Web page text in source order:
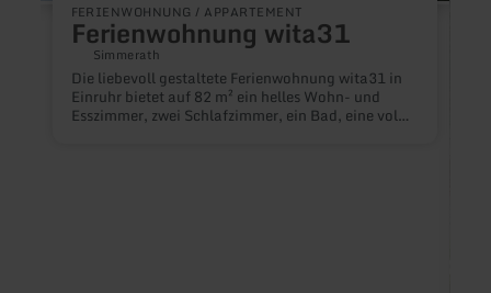
FERIENWOHNUNG / APPARTEMENT
Ferienwohnung wita31
Simmerath
Die liebevoll gestaltete Ferienwohnung wita31 in
Einruhr bietet auf 82 m² ein helles Wohn- und
Esszimmer, zwei Schlafzimmer, ein Bad, eine voll